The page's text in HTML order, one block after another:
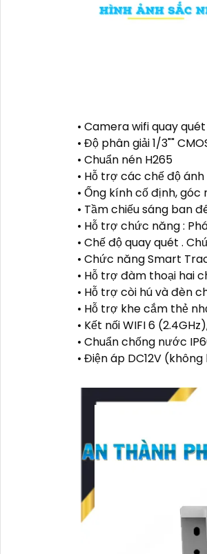
• Camera wifi quay
• Độ phân giải 1/3""
• Chuẩn nén H265
• Hỗ trợ các chế độ
• Ống kính cố định, góc
• Tầm chiếu sáng ban
• Hỗ trợ chức năng :
• Chế độ quay quét .
• Chức năng Smart
• Hỗ trợ đàm thoại hai
• Hỗ trợ còi hú và đèn
• Hỗ trợ khe cắm thẻ
• Kết nối WIFI 6
• Chuẩn chống nước
• Điện áp DC12V